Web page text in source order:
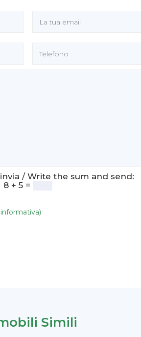
/ Write the sum and send:
8 + 5 =
Simili